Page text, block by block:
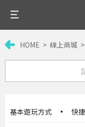
HOME 線上商城
基本遊玩方式 · 快